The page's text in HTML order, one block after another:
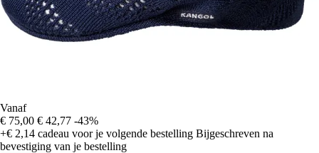
Vanaf
€ 75,00 € 42,77 -43%
+€ 2,14 cadeau voor je volgende bestelling Bijgeschreven na
bevestiging van je bestelling